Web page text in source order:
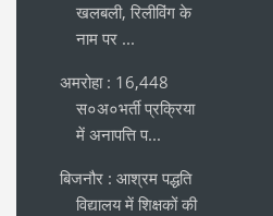
खलबली, रिलीविंग के
नाम पर ...
अमरोहा : 16,448
स०अ०भर्ती प्रक्रिया
में अनापत्ति प...
बिजनौर : आश्रम पद्धति
विद्यालय में शिक्षकों की